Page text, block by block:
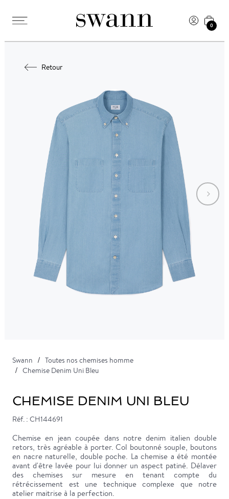
0
Retour
Swann
Toutes nos chemises homme
Chemise Denim Uni Bleu
CHEMISE DENIM UNI BLEU
Réf. : CH144691
Chemise en jean coupée dans notre denim italien double
retors, très agréable à porter. Col boutonné souple, boutons
en nacre naturelle, double poche. La chemise a été montée
avant d'être lavée pour lui donner un aspect patiné. Délaver
des chemises sur mesure en tenant compte du
rétrécissement est une technique complexe que notre
atelier maitrise à la perfection.